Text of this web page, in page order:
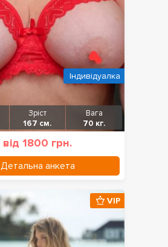
Зріст
167 см.
Вага
70 кг.
від 1800 грн.
Детальна анкета
Індивідуалка
VIP